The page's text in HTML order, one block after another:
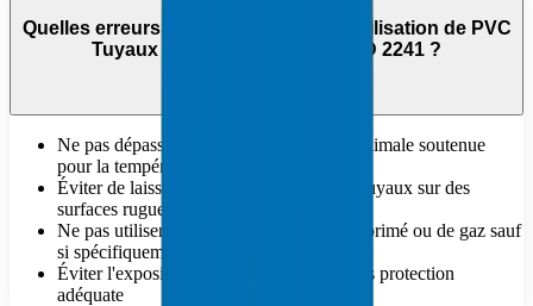
Quelles erreurs faut-il éviter lors de l'utilisation de PVC
Tuyaux haute pression ASTM D 2241 ?
Ne pas dépasser la pression de travail maximale soutenue
pour la température donnée
Éviter de laisser tomber ou de traîner les tuyaux sur des
surfaces rugueuses
Ne pas utiliser pour le transport d'air comprimé ou de gaz sauf
si spécifiquement homologué
Éviter l'exposition prolongée aux UV sans protection
adéquate